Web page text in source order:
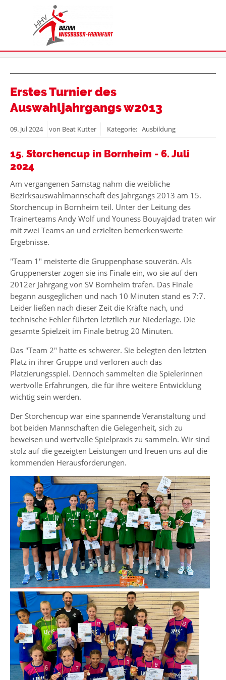
Erstes Turnier des
Auswahljahrgangs w2013
09. Jul2024 von Beat Kutter Kategorie: Ausbildung
15. Storchencup in Bornheim - 6. Juli
2024
Am vergangenen Samstag nahm die weibliche
Bezirksauswahlmannschaft des Jahrgangs 2013 am 15.
Storchencup in Bornheim teil. Unter der Leitung des
Trainerteams Andy Wolf und Youness Bouyajdad traten wir
mit zwei Teams an und erzielten bemerkenswerte
Ergebnisse.
"Team 1" meisterte die Gruppenphase souverän. Als
Gruppenerster zogen sie ins Finale ein, wo sie auf den
2012er Jahrgang von SV Bornheim trafen. Das Finale
begann ausgeglichen und nach 10 Minuten stand es 7:7.
Leider ließen nach dieser Zeit die Kräfte nach, und
technische Fehler führten letztlich zur Niederlage. Die
gesamte Spielzeit im Finale betrug 20 Minuten.
Das "Team 2" hatte es schwerer. Sie belegten den letzten
Platz in ihrer Gruppe und verloren auch das
Platzierungsspiel. Dennoch sammelten die Spielerinnen
wertvolle Erfahrungen, die für ihre weitere Entwicklung
wichtig sein werden.
Der Storchencup war eine spannende Veranstaltung und
bot beiden Mannschaften die Gelegenheit, sich zu
beweisen und wertvolle Spielpraxis zu sammeln. Wir sind
stolz auf die gezeigten Leistungen und freuen uns auf die
kommenden Herausforderungen.